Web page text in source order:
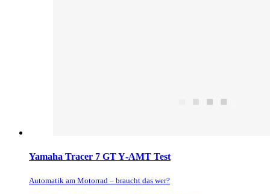
Yamaha Tracer 7 GT Y‑AMT Test
Automatik am Motorrad – braucht das wer?